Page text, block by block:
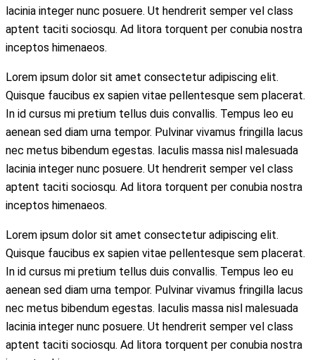
lacinia integer nunc posuere. Ut hendrerit semper vel class
aptent taciti sociosqu. Ad litora torquent per conubia nostra
inceptos himenaeos.
Lorem ipsum dolor sit amet consectetur adipiscing elit.
Quisque faucibus ex sapien vitae pellentesque sem placerat.
In id cursus mi pretium tellus duis convallis. Tempus leo eu
aenean sed diam urna tempor. Pulvinar vivamus fringilla lacus
nec metus bibendum egestas. Iaculis massa nisl malesuada
lacinia integer nunc posuere. Ut hendrerit semper vel class
aptent taciti sociosqu. Ad litora torquent per conubia nostra
inceptos himenaeos.
Lorem ipsum dolor sit amet consectetur adipiscing elit.
Quisque faucibus ex sapien vitae pellentesque sem placerat.
In id cursus mi pretium tellus duis convallis. Tempus leo eu
aenean sed diam urna tempor. Pulvinar vivamus fringilla lacus
nec metus bibendum egestas. Iaculis massa nisl malesuada
lacinia integer nunc posuere. Ut hendrerit semper vel class
aptent taciti sociosqu. Ad litora torquent per conubia nostra